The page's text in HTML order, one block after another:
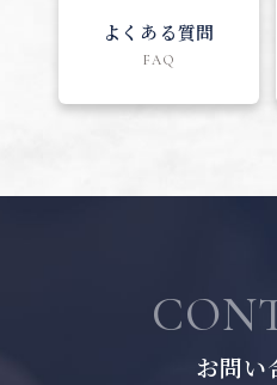
よくある質問
FAQ
お問い